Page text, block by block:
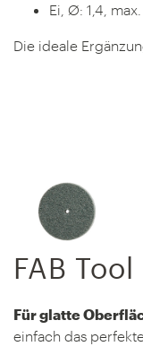
Ei, Ø: 1,4,
Die ideale
FAB
Für glatte
einfach das